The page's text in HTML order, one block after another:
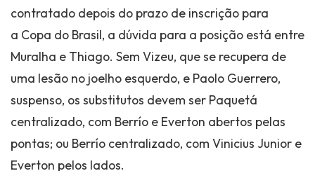
contratado depois do prazo de inscrição para
a Copa do Brasil, a dúvida para a posição está entre
Muralha e Thiago. Sem Vizeu, que se recupera de
uma lesão no joelho esquerdo, e Paolo Guerrero,
suspenso, os substitutos devem ser Paquetá
centralizado, com Berrío e Everton abertos pelas
pontas; ou Berrío centralizado, com Vinicius Junior e
Everton pelos lados.